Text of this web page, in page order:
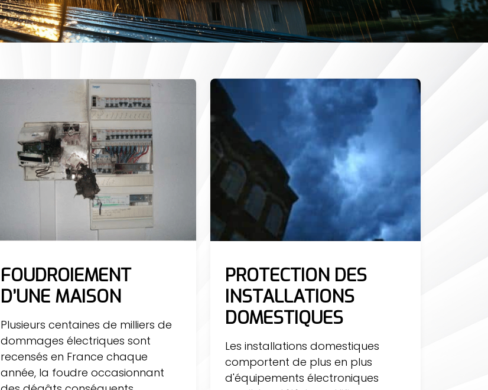
FOUDROIEMENT
D’UNE MAISON
Plusieurs centaines de milliers de
dommages électriques sont
recensés en France chaque
année, la foudre occasionnant
PROTECTION DES
INSTALLATIONS
DOMESTIQUES
Les installations domestiques
comportent de plus en plus
d'équipements électroniques